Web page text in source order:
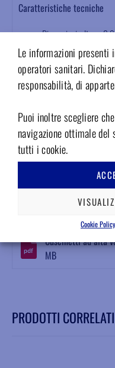
Le informazioni presenti
operatori sanitari.
responsabilità, di
Puoi inoltre scegliere
navigazione ottimale
tutti i cookie.
Cookie Policy
Caratteristiche tecniche
Dimensioni: altezza
diametro esterno
Cuscinetto flangiato
Gabbia torlon
Sfere in acciaio
Classe ABEC 7
Brand Tecnomed Italia
Cross reference
Garanzia 12 mesi
Allegati
Cuscinetti ad alta
MB
PRODOTTI CORRELATI